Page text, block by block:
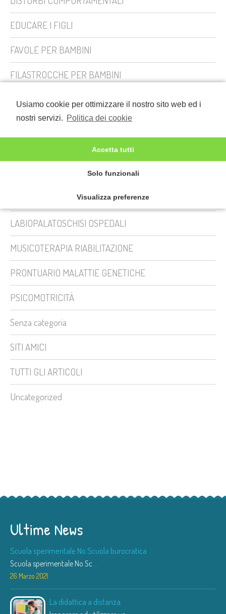
Usiamo cookie per ottimizzare il nostro sito web ed i
nostri servizi. Politica dei cookie
Accetta tutti
Solo funzionali
Visualizza preferenze
EDUCARE I FIGLI
FAVOLE PER BAMBINI
FILASTROCCHE PER BAMBINI
General News
GENITORI PRIMI PASSI
La Banda di Casapunessa e il cane Grigio
LABIOPALATOSCHISI OSPEDALI
MUSICOTERAPIA RIABILITAZIONE
PRONTUARIO MALATTIE GENETICHE
PSICOMOTRICITÀ
Senza categoria
SITI AMICI
TUTTI GLI ARTICOLI
Uncategorized
Ultime News
Scuola sperimentale No Scuola burocratica
Scuola sperimentale No Sc ...
26 Marzo 2021
La didattica a distanza